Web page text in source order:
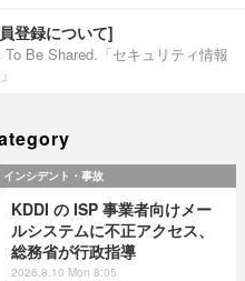
登録について]
Be Shared.「セキュリティ情報
インシデント・事故
KDDI の ISP 事業者向けメー
ルシステムに不正アクセス、
総務省が行政指導
2026.8.10 Mon 8:05